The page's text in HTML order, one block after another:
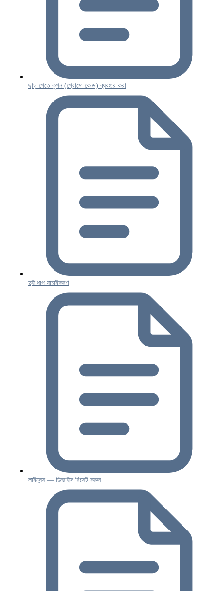
ছাড় পেতে কুপন (প্রোমো কোড) ব্যবহার করা
দুই ধাপ যাচাইকরণ
লাইসেন্স — ডিভাইস রিসেট করুন